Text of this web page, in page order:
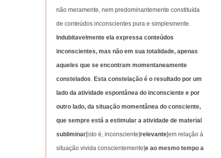
não meramente, nem predominantemente constituída
de conteúdos inconscientes pura e simplesmente.
Indubitavelmente ela expressa conteúdos
inconscientes, mas não em sua totalidade, apenas
aqueles que se encontram momentaneamente
constelados. Esta constelação é o resultado por um
lado da atividade espontânea do inconsciente e por
outro lado, da situação momentânea do consciente,
que sempre está a estimular a atividade de material
subliminar[isto é, inconsciente]relevante[em relação à
situação vivida conscientemente]e ao mesmo tempo a